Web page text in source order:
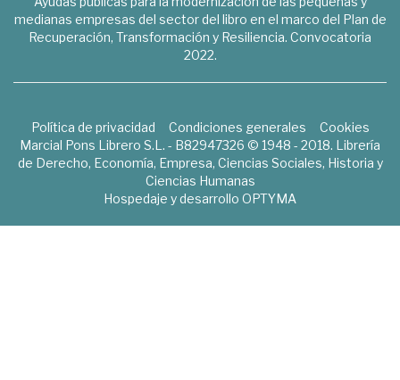
medianas empresas del sector del libro en el marco del Plan de
Recuperación, Transformación y Resiliencia. Convocatoria
2022.
Política de privacidad Condiciones generales
Cookies
Marcial Pons Librero S.L. - B82947326 © 1948 - 2018. Librería
de Derecho, Economía, Empresa, Ciencias Sociales, Historia y
Ciencias Humanas
Hospedaje y desarrollo OPTYMA